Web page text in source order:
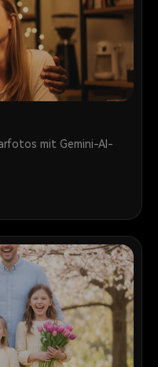
mit Gemini-AI-